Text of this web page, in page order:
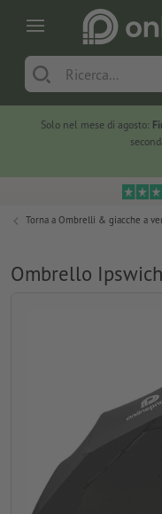
Solo nel mese di agosto:
Torna a Ombrelli & giacche a
Ombrello Ipswich